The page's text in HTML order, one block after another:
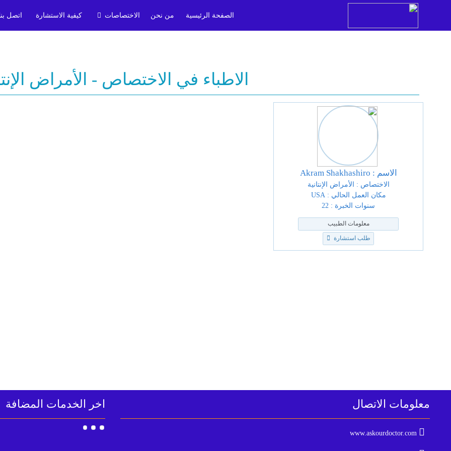
الصفحة الرئيسية من نحن الاختصاصات كيفية الاستشارة اتصل
الاطباء في الاختصاص - الأمراض
الاسم : Akram Shakhashiro
الاختصاص : الأمراض الإنتانية
مكان العمل الحالي : USA
سنوات الخبرة : 22
معلومات الطبيب
طلب استشارة
معلومات الاتصال
www.askourdoctor.com
اخر الخدمات المضافة